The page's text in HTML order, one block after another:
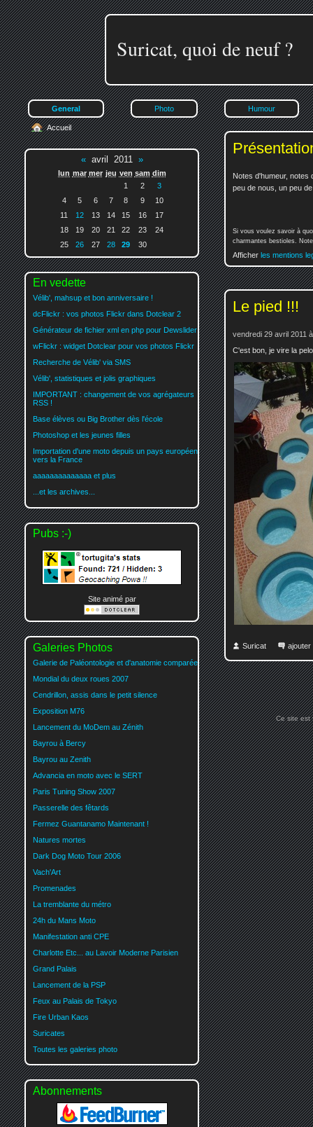
Suricat, quoi de neuf ?
General Photo Humour
Notes d'humeur, notes
peu de nous, un peu
Si vous voulez savoir à
charmantes bestioles.
Afficher les mentions
Le pied !!!
vendredi 29 avril 2011
C'est bon, je vire la
Suricat ajouter
Accueil
«avril 2011 »
lun mar mer jeu ven sam dim
1
2
3
4
5 6 7 8 9
10
11
12 13 14 15 16
17
18
19 20 21 22 23
24
25
26 27 28 29 30
En vedette
Vélib', mahsup et bon anniversaire !
dcFlickr : vos photos Flickr dans Dotclear 2
Générateur de fichier xml en php pour Dewslider
wFlickr : widget Dotclear pour vos photos Flickr
Recherche de Vélib' via SMS
Vélib', statistiques et jolis graphiques
IMPORTANT : changement de vos agrégateurs
RSS !
Base élèves ou Big Brother dès l'école
Photoshop et les jeunes filles
Importation d'une moto depuis un pays européen
vers la France
aaaaaaaaaaaaaa et plus
...et les archives...
Pubs :-)
Site animé par
Galeries Photos
Galerie de Paléontologie et d'anatomie comparée
Mondial du deux roues 2007
Cendrillon, assis dans le petit silence
Exposition M76
Lancement du MoDem au Zénith
Bayrou à Bercy
Bayrou au Zenith
Advancia en moto avec le SERT
Paris Tuning Show 2007
Passerelle des fêtards
Fermez Guantanamo Maintenant !
Natures mortes
Dark Dog Moto Tour 2006
Vach'Art
Promenades
La tremblante du métro
24h du Mans Moto
Manifestation anti CPE
Charlotte Etc... au Lavoir Moderne Parisien
Grand Palais
Lancement de la PSP
Feux au Palais de Tokyo
Fire Urban Kaos
Suricates
Toutes les galeries photo
Abonnements
Ce site est